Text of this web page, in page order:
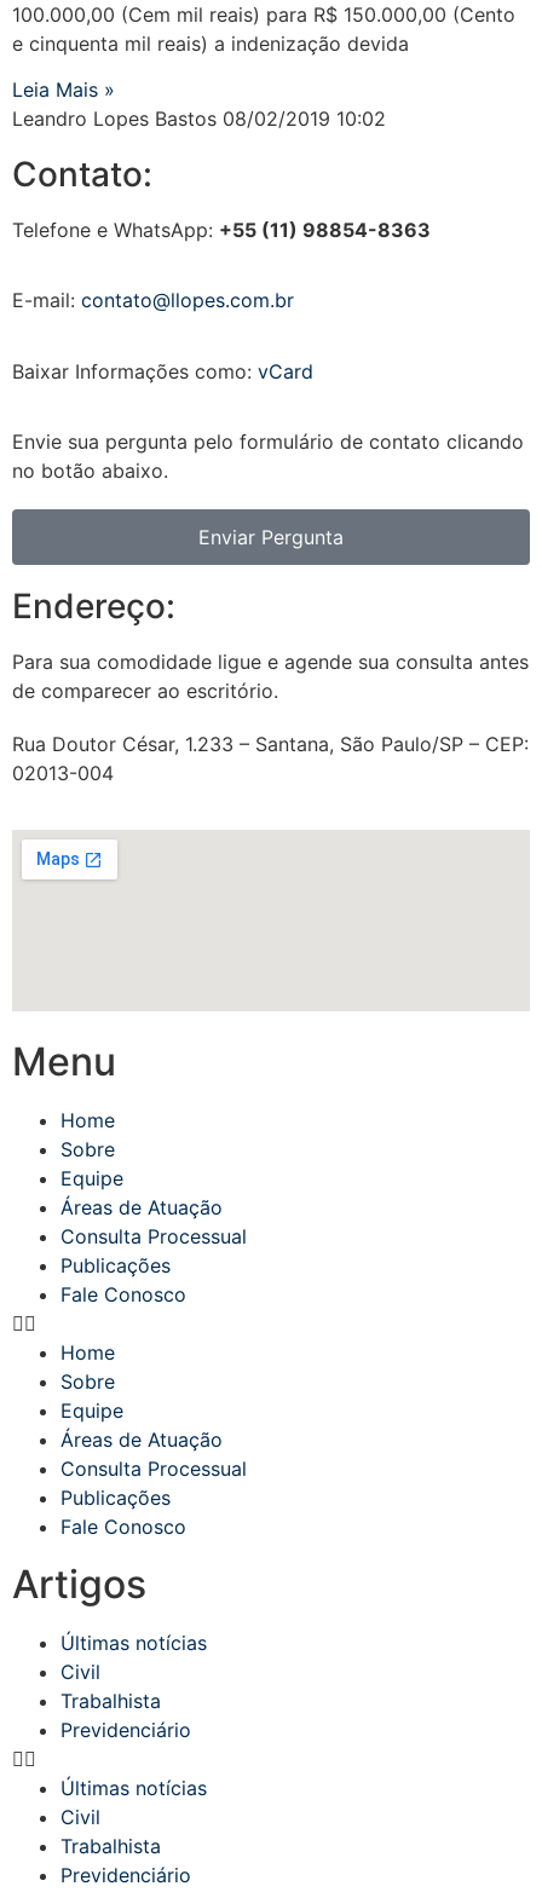
100.000,00 (Cem mil reais) para R$ 150.000,00 (Cento
e cinquenta mil reais) a indenização devida
Leia Mais »
Leandro Lopes Bastos 08/02/2019 10:02
Contato:
Telefone e WhatsApp: +55 (11) 98854-8363
E-mail: contato@llopes.com.br
Baixar Informações como: vCard
Envie sua pergunta pelo formulário de contato clicando
no botão abaixo.
Enviar Pergunta
Endereço:
Para sua comodidade ligue e agende sua consulta antes
de comparecer ao escritório.
Rua Doutor César, 1.233 – Santana, São Paulo/SP – CEP:
02013-004
Menu
Home
Sobre
Equipe
Áreas de Atuação
Consulta Processual
Publicações
Fale Conosco
Home
Sobre
Equipe
Áreas de Atuação
Consulta Processual
Publicações
Fale Conosco
Artigos
Últimas notícias
Civil
Trabalhista
Previdenciário
Últimas notícias
Civil
Trabalhista
Previdenciário